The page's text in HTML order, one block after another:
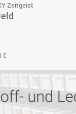
Zeitgeist
€